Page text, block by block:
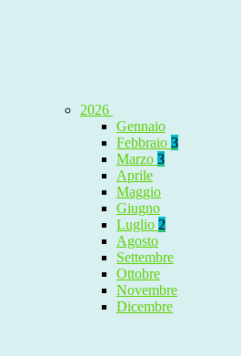
2026
Gennaio
Febbraio 3
Marzo 3
Aprile
Maggio
Giugno
Luglio 2
Agosto
Settembre
Ottobre
Novembre
Dicembre